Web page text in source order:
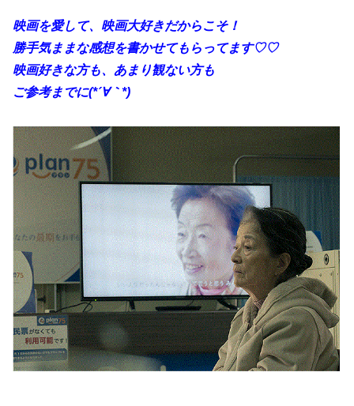
映画を愛して、映画大好きだからこそ！
勝手気ままな感想を書かせてもらってます♡♡
映画好きな方も、あまり観ない方も
ご参考までに(*´∀｀*)